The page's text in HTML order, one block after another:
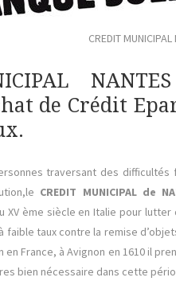
CREDIT MUNICIPAL
de Crédit
traversant des
CREDIT MUNICIPAL de
XV ème siècle en Italie pour
faible taux contre la remise
France, à Avignon en 1610 il
bien nécessaire dans cette